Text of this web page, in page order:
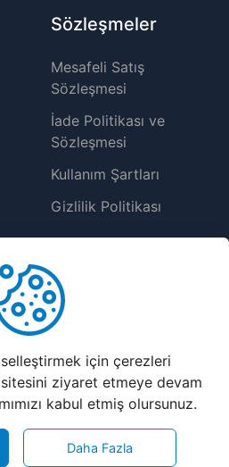
Sözleşmeler
Mesafeli Satış
Sözleşmesi
İade Politikası ve
Sözleşmesi
Kullanım Şartları
Gizlilik Politikası
Web Sitesi Çözümleri - Tüm
için çerezleri
ziyaret etmeye devam
kabul etmiş olursunuz.
Daha Fazla